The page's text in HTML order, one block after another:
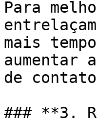
Para
mais
aumentar
de
### **3.